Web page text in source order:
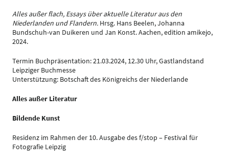
Alles außer flach, Essays über aktuelle Literatur aus den
Niederlanden und Flandern. Hrsg. Hans Beelen, Johanna
Bundschuh-van Duikeren und Jan Konst. Aachen, edition amikejo,
2024.
Termin Buchpräsentation: 21.03.2024, 12.30 Uhr, Gastlandstand
Leipziger Buchmesse
Unterstützung: Botschaft des Königreichs der Niederlande
Alles außer Literatur
Bildende Kunst
Residenz im Rahmen der 10. Ausgabe des f/stop – Festival für
Fotografie Leipzig